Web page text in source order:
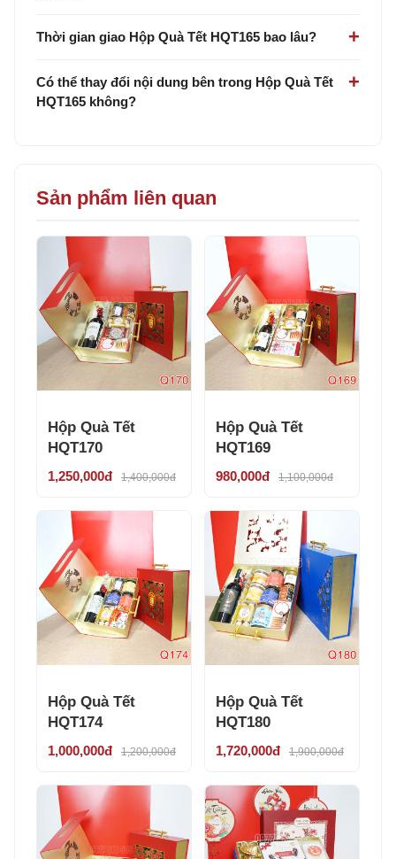
Thời gian giao Hộp Quà Tết HQT165 bao lâu?
Có thể thay đổi nội dung bên trong Hộp Quà Tết
HQT165 không?
Sản phẩm liên quan
Hộp Quà Tết
HQT170
1,250,000đ 1,400,000đ
Hộp Quà Tết
HQT169
980,000đ 1,100,000đ
Hộp Quà Tết
HQT174
1,000,000đ 1,200,000đ
Hộp Quà Tết
HQT180
1,720,000đ 1,900,000đ